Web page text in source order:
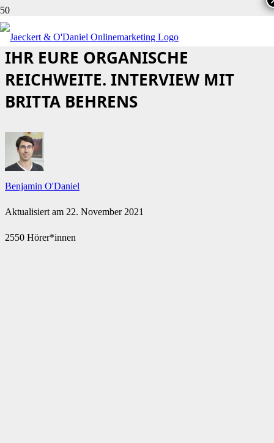
LINKEDIN PROFIL: SO OPTIMIERT
IHR EURE ORGANISCHE
REICHWEITE. INTERVIEW MIT
BRITTA BEHRENS
Benjamin O'Daniel
Aktualisiert am 22. November 2021
2550 Hörer*innen